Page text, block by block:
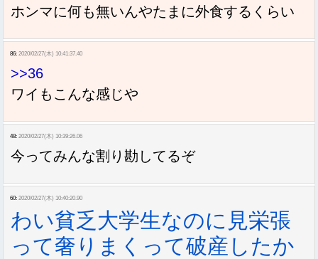
ホンマに何も無いんやたまに外食するくらい
86: 2020/02/27(木) 10:41:37.40
>>36
ワイもこんな感じや
48: 2020/02/27(木) 10:39:26.06
今ってみんな割り勘してるぞ
60: 2020/02/27(木) 10:40:20.90
わい貧乏大学生なのに見栄張
って奢りまくって破産したか